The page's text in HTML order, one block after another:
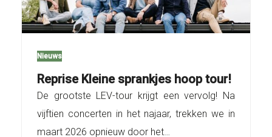
Nieuws
Reprise Kleine sprankjes hoop tour!
De grootste LEV-tour krijgt een vervolg! Na
vijftien concerten in het najaar, trekken we in
maart 2026 opnieuw door het…